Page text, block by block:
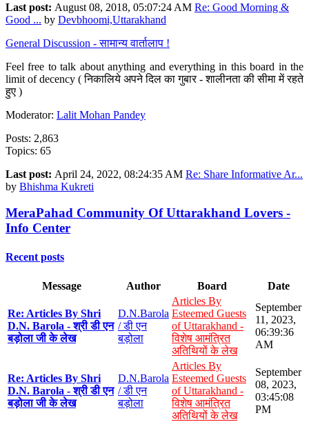
Last post: August 08, 2018, 05:07:24 AM Re: Good Morning &
Good ... by Devbhoomi,Uttarakhand
General Discussion - सामान्य वार्तालाप !
Feel free to talk about anything and everything in this board in the
limit of decency ( निकालिये अपने दिल का गुबार - शालीनता की सीमा में रहते
हुए )
Moderator: Lalit Mohan Pandey
Posts: 2,863
Topics: 65
Last post: April 24, 2022, 08:24:35 AM Re: Share Informative Ar...
by Bhishma Kukreti
MeraPahad Community Of Uttarakhand Lovers -
Info Center
Recent posts
Message Author Board Date
Re: Articles By Shri
D.N. Barola - श्री डी एन
बड़ोला जी के लेख
D.N.Barola
/ डी एन
बड़ोला
Articles By
Esteemed Guests
of Uttarakhand -
विशेष आमंत्रित
अतिथियों के लेख
September
11, 2023,
06:39:36
AM
Re: Articles By Shri
D.N. Barola - श्री डी एन
बड़ोला जी के लेख
D.N.Barola
/ डी एन
बड़ोला
Articles By
Esteemed Guests
of Uttarakhand -
विशेष आमंत्रित
अतिथियों के लेख
September
08, 2023,
03:45:08
PM